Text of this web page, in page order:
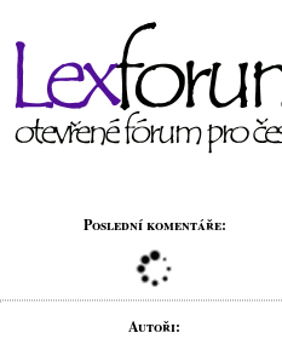
Poslední komentáře:
Autoři: